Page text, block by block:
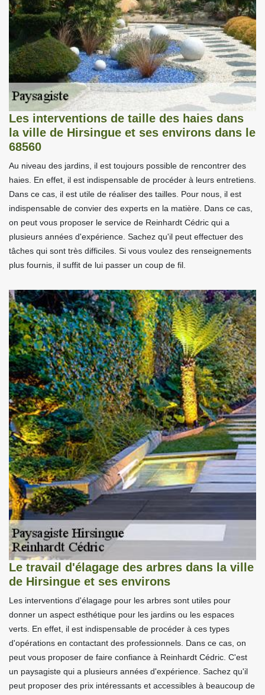
Les interventions de taille des haies dans
la ville de Hirsingue et ses environs dans le
68560
Au niveau des jardins, il est toujours possible de rencontrer des
haies. En effet, il est indispensable de procéder à leurs entretiens.
Dans ce cas, il est utile de réaliser des tailles. Pour nous, il est
indispensable de convier des experts en la matière. Dans ce cas,
on peut vous proposer le service de Reinhardt Cédric qui a
plusieurs années d'expérience. Sachez qu'il peut effectuer des
tâches qui sont très difficiles. Si vous voulez des renseignements
plus fournis, il suffit de lui passer un coup de fil.
Le travail d'élagage des arbres dans la ville
de Hirsingue et ses environs
Les interventions d'élagage pour les arbres sont utiles pour
donner un aspect esthétique pour les jardins ou les espaces
verts. En effet, il est indispensable de procéder à ces types
d'opérations en contactant des professionnels. Dans ce cas, on
peut vous proposer de faire confiance à Reinhardt Cédric. C'est
un paysagiste qui a plusieurs années d'expérience. Sachez qu'il
peut proposer des prix intéressants et accessibles à beaucoup de